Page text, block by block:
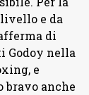
e da
di
Godoy nella
e
bravo anche